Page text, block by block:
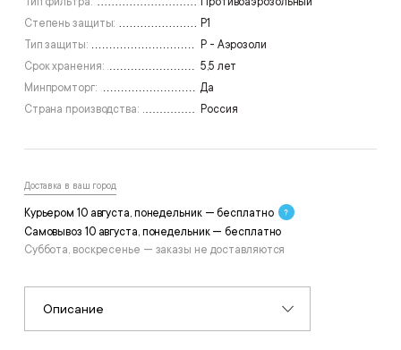
Степень защиты:
P1
Тип защиты:
P - Аэрозоли
Срок хранения:
5,5 лет
Минпромторг:
Да
Страна производства:
Россия
Доставка в ваш город
Курьером 10 августа, понедельник — бесплатно
Самовывоз 10 августа, понедельник — бесплатно
Суббота, воскресенье — заказы не доставляются
Описание